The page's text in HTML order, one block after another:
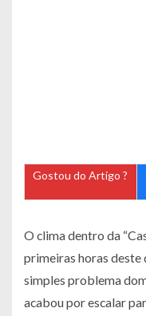
Gostou do Artigo ?
O clima dentro da
primeiras horas deste
simples problema
acabou por escalar